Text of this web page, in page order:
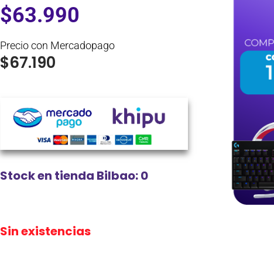
$63.990
Precio con Mercadopago
$67.190
Stock en tienda Bilbao: 0
Sin existencias